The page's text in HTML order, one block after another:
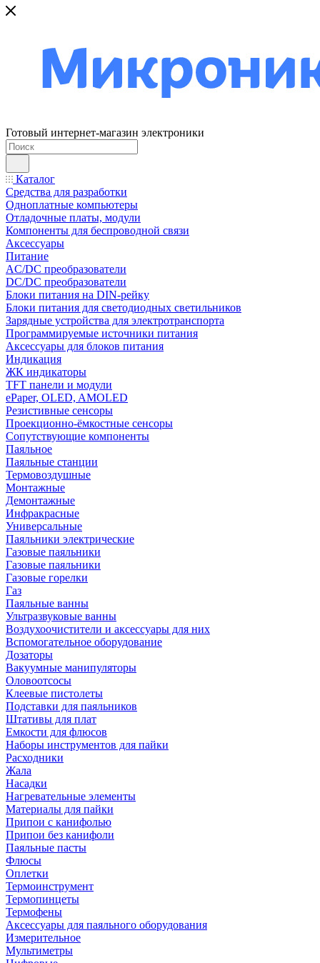
Готовый интернет-магазин электроники
Каталог
Средства для разработки
Одноплатные компьютеры
Отладочные платы, модули
Компоненты для беспроводной связи
Аксессуары
Питание
AC/DC преобразователи
DC/DC преобразователи
Блоки питания на DIN-рейку
Блоки питания для светодиодных светильников
Зарядные устройства для электротранспорта
Программируемые источники питания
Аксессуары для блоков питания
Индикация
ЖК индикаторы
TFT панели и модули
ePaper, OLED, AMOLED
Резистивные сенсоры
Проекционно-ёмкостные сенсоры
Сопутствующие компоненты
Паяльное
Паяльные станции
Термовоздушные
Монтажные
Демонтажные
Инфракрасные
Универсальные
Паяльники электрические
Газовые паяльники
Газовые паяльники
Газовые горелки
Газ
Паяльные ванны
Ультразвуковые ванны
Воздухоочистители и аксессуары для них
Вспомогательное оборудование
Дозаторы
Вакуумные манипуляторы
Оловоотсосы
Клеевые пистолеты
Подставки для паяльников
Штативы для плат
Емкости для флюсов
Наборы инструментов для пайки
Расходники
Жала
Насадки
Нагревательные элементы
Материалы для пайки
Припои с канифолью
Припои без канифоли
Паяльные пасты
Флюсы
Оплетки
Термоинструмент
Термопинцеты
Термофены
Аксессуары для паяльного оборудования
Измерительное
Мультиметры